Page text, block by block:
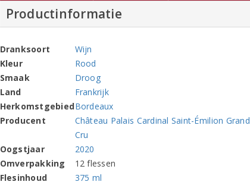
Productinformatie
Dranksoort
Wijn
Kleur
Rood
Smaak
Droog
Land
Frankrijk
HerkomstgebiedBordeaux
Producent
Château Palais Cardinal Saint-Émilion Grand
Cru
Oogstjaar
2020
Omverpakking
12 flessen
Flesinhoud
375 ml